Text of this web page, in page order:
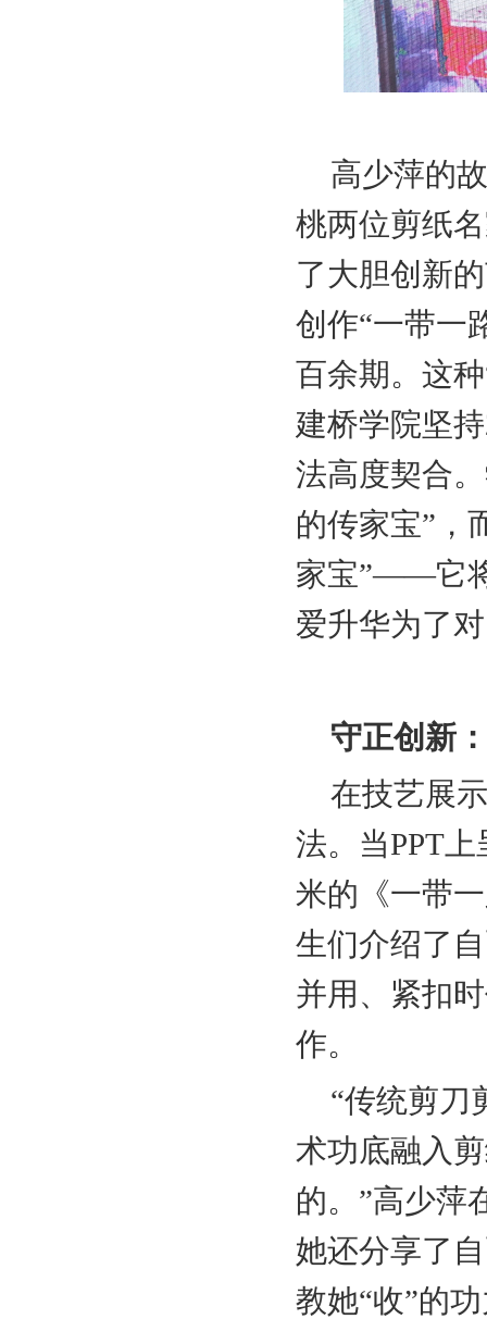
高少萍的
桃两位剪纸
了大胆创新
创作“一带一
百余期。这
建桥学院坚
法高度契合
的传家宝”，
家宝”——它
爱升华为了
守正创新
在技艺展
法。当PPT
米的《一带
生们介绍了
并用、紧扣
作。
“传统剪刀
术功底融入
的。”高少萍
她还分享了
教她“收”的